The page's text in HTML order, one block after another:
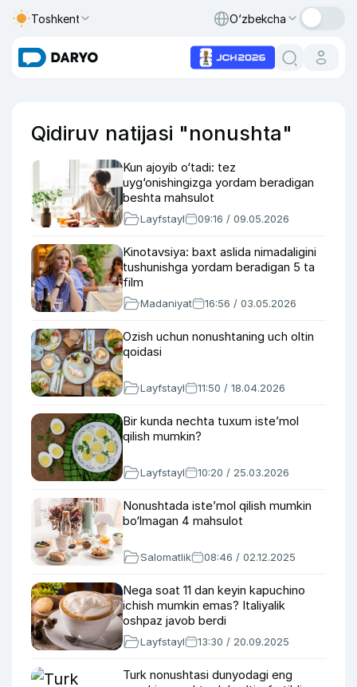
Toshkent O‘zbekcha
Qidiruv natijasi "nonushta"
Kun ajoyib o‘tadi: tez
uyg‘onishingizga yordam beradigan
beshta mahsulot
Layfstayl 09:16 / 09.05.2026
Kinotavsiya: baxt aslida nimadaligini
tushunishga yordam beradigan 5 ta
film
Madaniyat 16:56 / 03.05.2026
Ozish uchun nonushtaning uch oltin
qoidasi
Layfstayl 11:50 / 18.04.2026
Bir kunda nechta tuxum iste’mol
qilish mumkin?
Layfstayl 10:20 / 25.03.2026
Nonushtada iste’mol qilish mumkin
bo‘lmagan 4 mahsulot
Salomatlik 08:46 / 02.12.2025
Nega soat 11 dan keyin kapuchino
ichish mumkin emas? Italiyalik
oshpaz javob berdi
Layfstayl 13:30 / 20.09.2025
Turk nonushtasi dunyodagi eng